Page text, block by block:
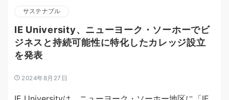
サステナブル
IE University、ニューヨーク・ソーホーでビ
ジネスと持続可能性に特化したカレッジ設立
を発表
2024年8月27日